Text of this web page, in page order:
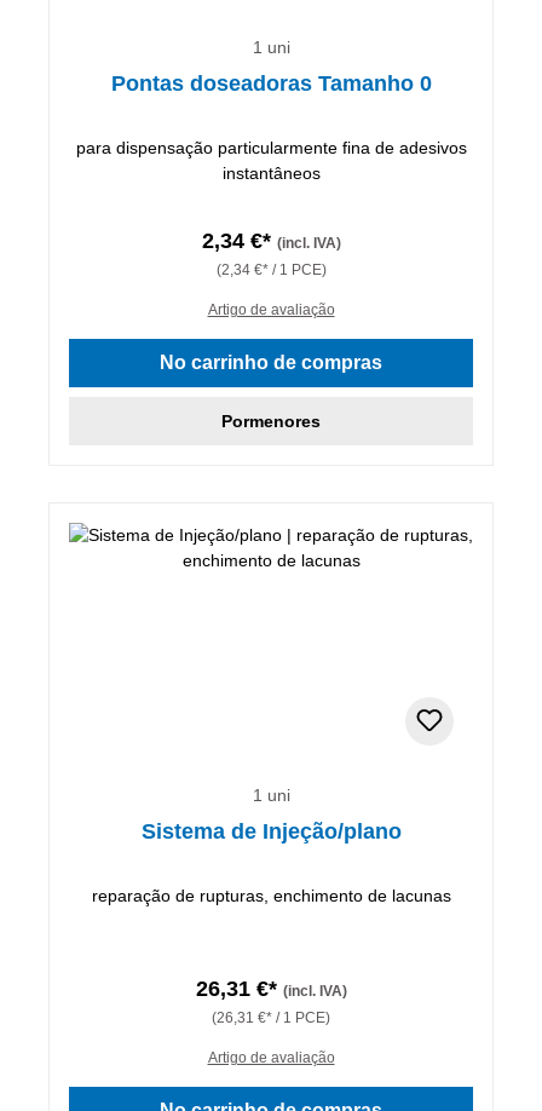
1 uni
Pontas doseadoras Tamanho 0
para dispensação particularmente fina de adesivos
instantâneos
2,34 €* (incl. IVA)
(2,34 €* / 1 PCE)
Artigo de avaliação
No carrinho de compras
Pormenores
1 uni
Sistema de Injeção/plano
reparação de rupturas, enchimento de lacunas
26,31 €* (incl. IVA)
(26,31 €* / 1 PCE)
Artigo de avaliação